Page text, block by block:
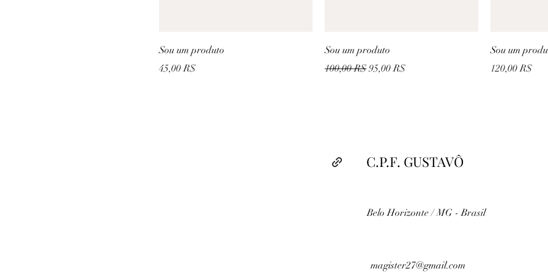
Sou um produto
Prix
45,00 R$
Sou um produto
Prix original
100,00 R$ Prix promotionnel
95,00 R$
Sou um
Prix
120,00 R$
C.P.F. GUSTAVÔ
Belo Horizonte / MG - Brasil
magister27@gmail.com